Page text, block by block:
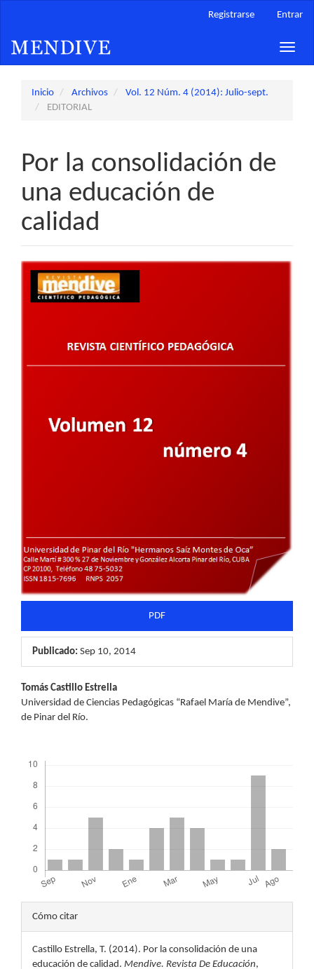
principal
Barra
Registrarse Entrar
Toggle
Inicio Archivos
Vol. 12 Núm. 4 (2014): Julio-sept.
EDITORIAL
Por la consolidación de
una educación de
calidad
Barra
lateral
artículo
PDF
Publicado: Sep 10, 2014
Contenido
principal
artículo
Tomás Castillo Estrella
Universidad de Ciencias Pedagógicas “Rafael María de Mendive”,
de Pinar del Río.
Detalles
del
artículo
Cómo citar
Castillo Estrella, T. (2014). Por la consolidación de una
educación de calidad. Mendive. Revista De Educación,